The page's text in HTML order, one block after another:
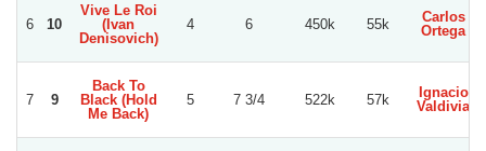
6 10
Vive Le Roi
(Ivan
Denisovich)
4 6 450k 55k
Carlos
Ortega
7 9
Back To
Black (Hold
Me Back)
5 7 3/4 522k 57k
Ignacio
Valdivia